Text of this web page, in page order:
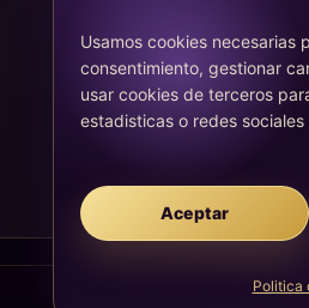
Usamos cookies necesarias
consentimiento, gestionar
usar cookies de terceros
estadisticas o redes
Aceptar
Politica